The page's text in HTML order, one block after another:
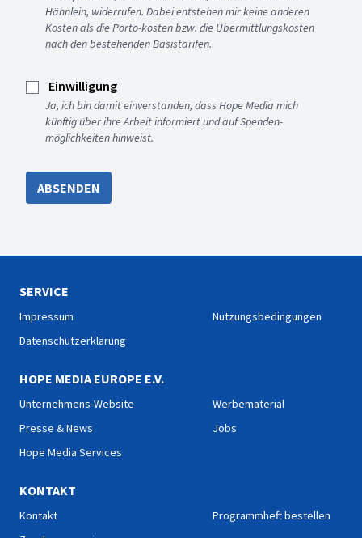
Hähnlein, widerrufen. Dabei entstehen mir keine anderen
Kosten als die Porto-kosten bzw. die Übermittlungskosten
nach den bestehenden Basistarifen.
Einwilligung
Ja, ich bin damit einverstanden, dass Hope Media mich
künftig über ihre Arbeit informiert und auf Spenden-
möglichkeiten hinweist.
ABSENDEN
SERVICE
Impressum
Datenschutzerklärung
Nutzungsbedingungen
HOPE MEDIA EUROPE E.V.
Unternehmens-Website
Presse & News
Hope Media Services
Werbematerial
Jobs
KONTAKT
Kontakt
Programmheft bestellen